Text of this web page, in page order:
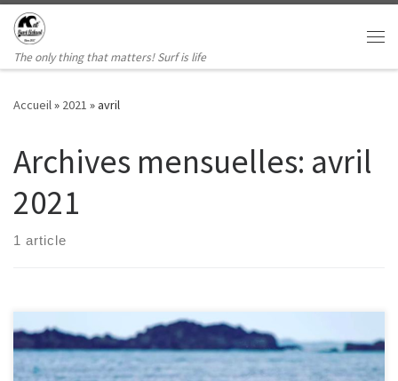
Passer au contenu
The only thing that matters! Surf is life
Accueil» 2021 »avril
Archives mensuelles: avril
2021
1 article